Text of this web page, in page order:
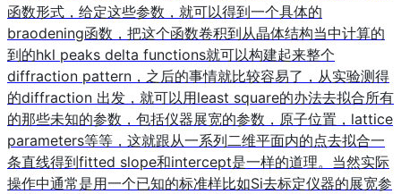
函数形式，给定这些参数，就可以得到一个具体的
braodening函数，把这个函数卷积到从晶体结构当中计算的
到的hkl peaks delta functions就可以构建起来整个
diffraction pattern，之后的事情就比较容易了，从实验测得
的diffraction 出发，就可以用least square的办法去拟合所有
的那些未知的参数，包括仪器展宽的参数，原子位置，lattice
parameters等等，这就跟从一系列二维平面内的点去拟合一
条直线得到fitted slope和intercept是一样的道理。当然实际
操作中通常是用一个已知的标准样比如Si去标定仪器的展宽参